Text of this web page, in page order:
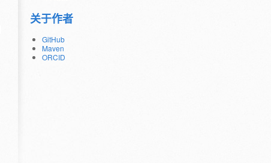
关于作者
GitHub
Maven
ORCID